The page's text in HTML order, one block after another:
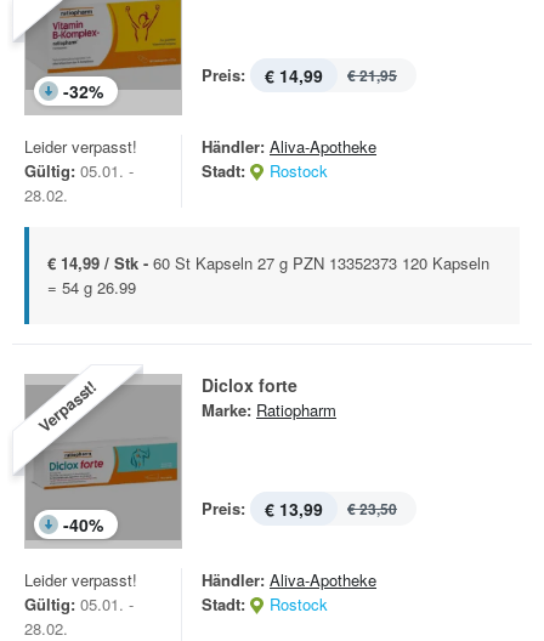
-32%
Preis: € 14,99 € 21,95
Leider verpasst!
Gültig: 05.01. -
28.02.
Händler: Aliva-Apotheke
Stadt:
Rostock
€ 14,99 / Stk - 60 St Kapseln 27 g PZN 13352373 120 Kapseln
= 54 g 26.99
Verpasst!
-40%
Diclox forte
Marke: Ratiopharm
Preis: € 13,99 € 23,50
Leider verpasst!
Gültig: 05.01. -
28.02.
Händler: Aliva-Apotheke
Stadt:
Rostock